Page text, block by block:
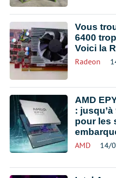
Vous
6400
Voici la
Radeon
AMD
:
pour les
AMD 14/